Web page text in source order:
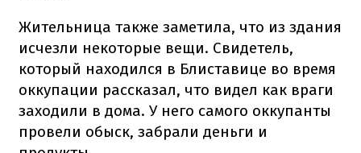
Жительница также заметила, что из здания
исчезли некоторые вещи. Свидетель,
который находился в Блиставице во время
оккупации рассказал, что видел как враги
заходили в дома. У него самого оккупанты
провели обыск, забрали деньги и